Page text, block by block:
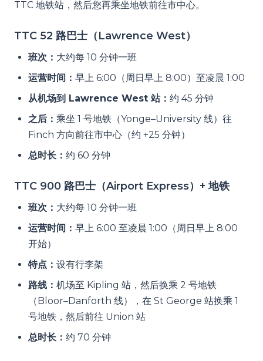
TTC 地铁站，然后您再乘坐地铁前往市中心。
TTC 52 路巴士（Lawrence West）
班次： 大约每 10 分钟一班
运营时间： 早上 6:00（周日早上 8:00）至凌晨 1:00
从机场到 Lawrence West 站： 约 45 分钟
之后： 乘坐 1 号地铁（Yonge–University 线）往
Finch 方向前往市中心（约 +25 分钟）
总时长： 约 60 分钟
TTC 900 路巴士（Airport Express）+ 地铁
班次： 大约每 10 分钟一班
运营时间： 早上 6:00 至凌晨 1:00（周日早上 8:00
开始）
特点： 设有行李架
路线： 机场至 Kipling 站，然后换乘 2 号地铁
（Bloor–Danforth 线），在 St George 站换乘 1
号地铁，然后前往 Union 站
总时长： 约 70 分钟